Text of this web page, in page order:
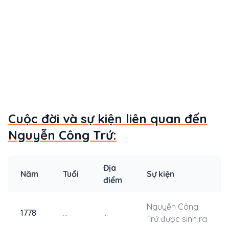
Cuộc đời và sự kiện liên quan đến
Nguyễn Công Trứ:
Năm Tuổi
Địa
điểm
Sự kiện
1778 ... ...
Nguyễn Công
Trứ được sinh ra